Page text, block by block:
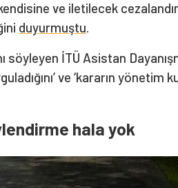
ve iletilecek
duyurmuştu.
söyleyen İTÜ Asistan
ve ‘kararın yönetim
hala yok